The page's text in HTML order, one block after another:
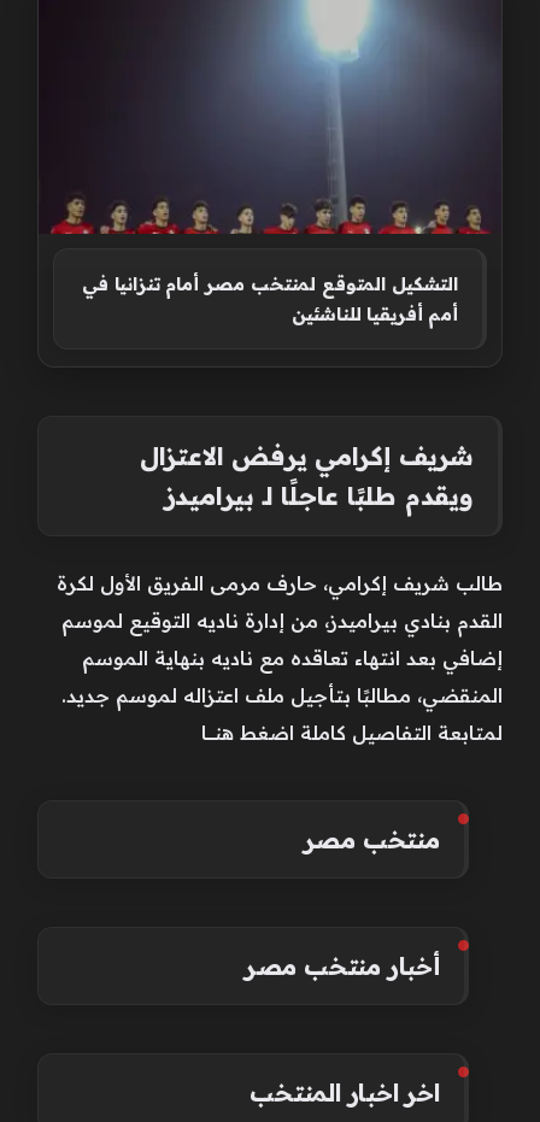
التشكيل المتوقع لمنتخب مصر أمام تنزانيا في
أمم أفريقيا للناشئين
شريف إكرامي يرفض الاعتزال
ويقدم طلبًا عاجلًا لـ بيراميدز
طالب شريف إكرامي، حارف مرمى الفريق الأول لكرة
القدم بنادي بيراميدز، من إدارة ناديه التوقيع لموسم
إضافي بعد انتهاء تعاقده مع ناديه بنهاية الموسم
المنقضي، مطالبًا بتأجيل ملف اعتزاله لموسم جديد.
لمتابعة التفاصيل كاملة اضغط هنــــــا
منتخب مصر
أخبار منتخب مصر
اخر اخبار المنتخب